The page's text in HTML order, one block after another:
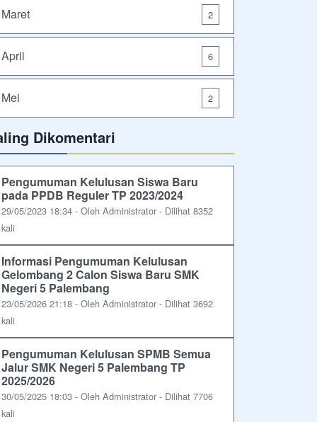
Maret 2
April 6
Mei 2
Dikomentari
Pengumuman Kelulusan Siswa Baru
pada PPDB Reguler TP 2023/2024
29/05/2023 18:34 - Oleh Administrator - Dilihat 8352
kali
Informasi Pengumuman Kelulusan
Gelombang 2 Calon Siswa Baru SMK
Negeri 5 Palembang
23/05/2026 21:18 - Oleh Administrator - Dilihat 3692
kali
Pengumuman Kelulusan SPMB Semua
Jalur SMK Negeri 5 Palembang TP
2025/2026
30/05/2025 18:03 - Oleh Administrator - Dilihat 7706
kali